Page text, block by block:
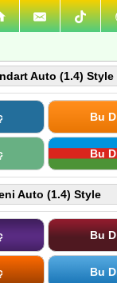
Auto (1.4) Style
Bu
Bu
Auto (1.4) Style
Bu
Bu